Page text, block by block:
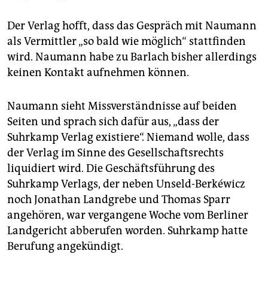
Der Verlag hofft, dass das Gespräch mit Naumann
als Vermittler „so bald wie möglich“ stattfinden
wird. Naumann habe zu Barlach bisher allerdings
keinen Kontakt aufnehmen können.
Naumann sieht Missverständnisse auf beiden
Seiten und sprach sich dafür aus, „dass der
Suhrkamp Verlag existiere“. Niemand wolle, dass
der Verlag im Sinne des Gesellschaftsrechts
liquidiert wird. Die Geschäftsführung des
Suhrkamp Verlags, der neben Unseld-Berkéwicz
noch Jonathan Landgrebe und Thomas Sparr
angehören, war vergangene Woche vom Berliner
Landgericht abberufen worden. Suhrkamp hatte
Berufung angekündigt.